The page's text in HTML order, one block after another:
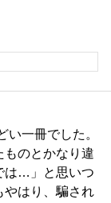
い一冊でした。
ものとかなり違
は…」と思いつ
やはり、騙され